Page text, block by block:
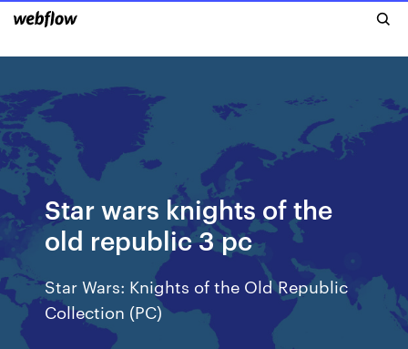
Star wars knights of the
old republic 3 pc
Star Wars: Knights of the Old Republic
Collection (PC)